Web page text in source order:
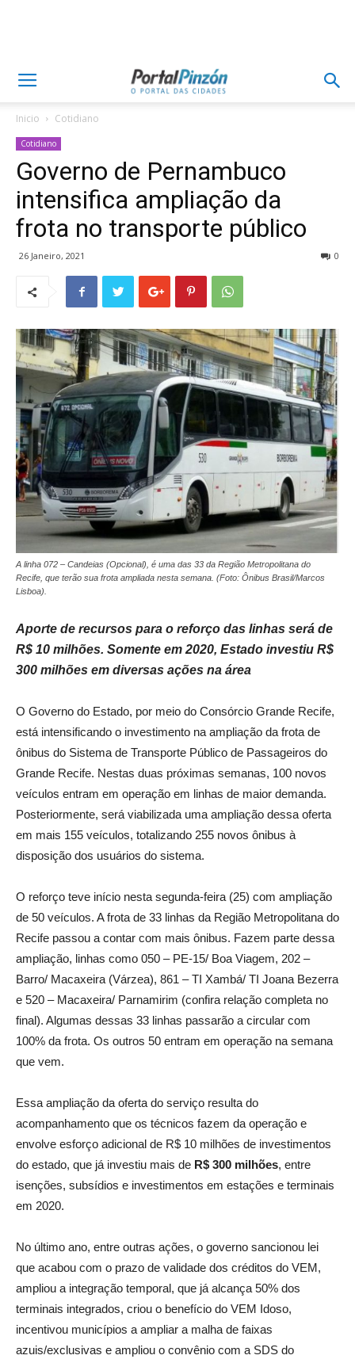
Inicio Cotidiano
Cotidiano
Governo de Pernambuco
intensifica ampliação da
frota no transporte público
26 Janeiro, 2021 0
A linha 072 – Candeias (Opcional), é uma das 33 da Região Metropolitana do
Recife, que terão sua frota ampliada nesta semana. (Foto: Ônibus Brasil/Marcos
Lisboa).
Aporte de recursos para o reforço das linhas será de
R$ 10 milhões. Somente em 2020, Estado investiu R$
300 milhões em diversas ações na área
O Governo do Estado, por meio do Consórcio Grande Recife,
está intensificando o investimento na ampliação da frota de
ônibus do Sistema de Transporte Público de Passageiros do
Grande Recife. Nestas duas próximas semanas, 100 novos
veículos entram em operação em linhas de maior demanda.
Posteriormente, será viabilizada uma ampliação dessa oferta
em mais 155 veículos, totalizando 255 novos ônibus à
disposição dos usuários do sistema.
O reforço teve início nesta segunda-feira (25) com ampliação
de 50 veículos. A frota de 33 linhas da Região Metropolitana do
Recife passou a contar com mais ônibus. Fazem parte dessa
ampliação, linhas como 050 – PE-15/ Boa Viagem, 202 –
Barro/ Macaxeira (Várzea), 861 – TI Xambá/ TI Joana Bezerra
e 520 – Macaxeira/ Parnamirim (confira relação completa no
final). Algumas dessas 33 linhas passarão a circular com
100% da frota. Os outros 50 entram em operação na semana
que vem.
Essa ampliação da oferta do serviço resulta do
acompanhamento que os técnicos fazem da operação e
envolve esforço adicional de R$ 10 milhões de investimentos
do estado, que já investiu mais de R$ 300 milhões, entre
isenções, subsídios e investimentos em estações e terminais
em 2020.
No último ano, entre outras ações, o governo sancionou lei
que acabou com o prazo de validade dos créditos do VEM,
ampliou a integração temporal, que já alcança 50% dos
terminais integrados, criou o benefício do VEM Idoso,
incentivou municípios a ampliar a malha de faixas
azuis/exclusivas e ampliou o convênio com a SDS do